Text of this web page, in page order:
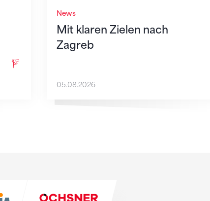
News
Mit klaren Zielen nach
Zagreb
05.08.2026